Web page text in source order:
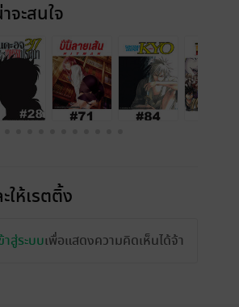
จะสนใจ
ให้เรตติ้ง
าสู่ระบบเพื่อแสดงความคิดเห็นได้จ้า